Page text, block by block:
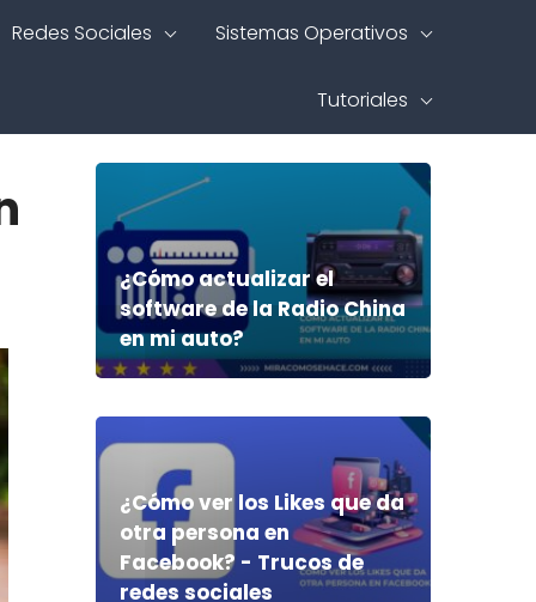
Redes Sociales Sistemas Operativos
Tutoriales
¿Cómo actualizar el
software de la Radio China
en mi auto?
¿Cómo ver los Likes que da
otra persona en
Facebook? - Trucos de
redes sociales